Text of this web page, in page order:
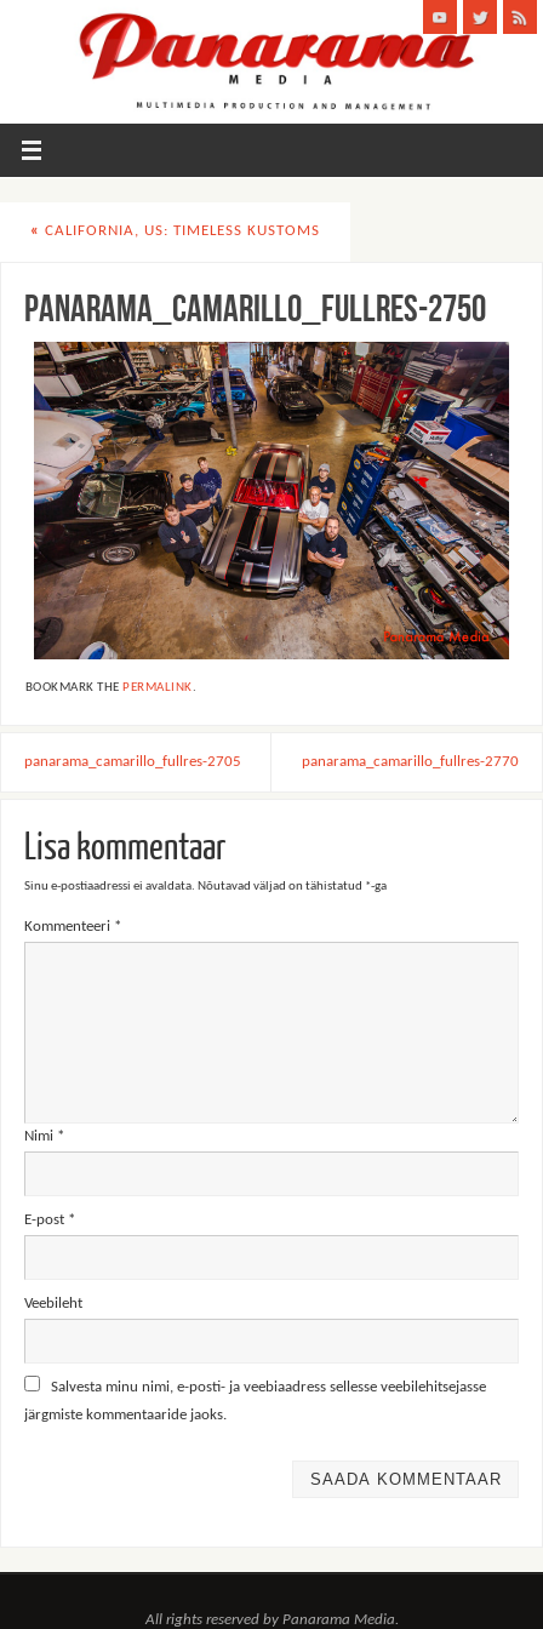
« CALIFORNIA, US: TIMELESS KUSTOMS
panarama_camarillo_fullres-2750
BOOKMARK THEPERMALINK.
panarama_camarillo_fullres-2705 panarama_camarillo_fullres-2770
Lisa kommentaar
Sinu e-postiaadressi ei avaldata. Nõutavad väljad on tähistatud *-ga
Kommenteeri *
Nimi *
E-post *
Veebileht
Salvesta minu nimi, e-posti- ja veebiaadress sellesse veebilehitsejasse
järgmiste kommentaaride jaoks.
All rights reserved by Panarama Media.